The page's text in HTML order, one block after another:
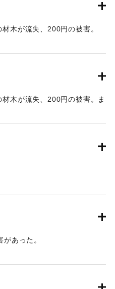
木が流失、200円の被害。
木が流失、200円の被害。ま
日朝刊4面】
あった。